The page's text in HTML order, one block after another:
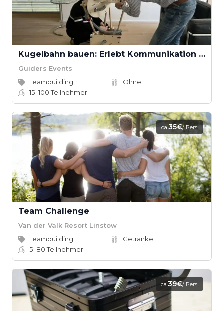
Kugelbahn bauen: Erlebt Kommunikation und Teamarbeit
Guiders Events
Teambuilding
Ohne
15–100Teilnehmer
ca.35€/ Pers.
Team Challenge
Van der Valk Resort Linstow
Teambuilding
Getränke
5–80Teilnehmer
ca.39€/ Pers.